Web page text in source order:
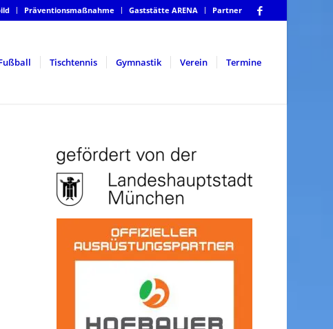
Präventionsmaßnahme Gaststätte ARENA Partner
Tischtennis Gymnastik Verein Termine